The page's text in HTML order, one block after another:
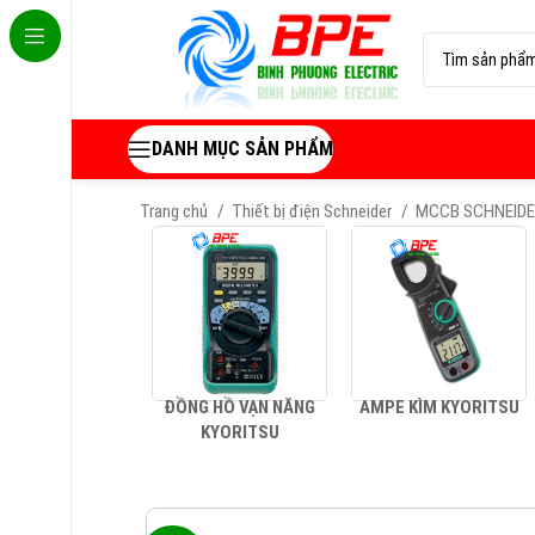
DANH MỤC SẢN PHẨM
Trang chủ Thiết bị điện Schneider MCCB
ĐỒNG HỒ VẠN NĂNG
KYORITSU
AMPE KÌM KYORITSU